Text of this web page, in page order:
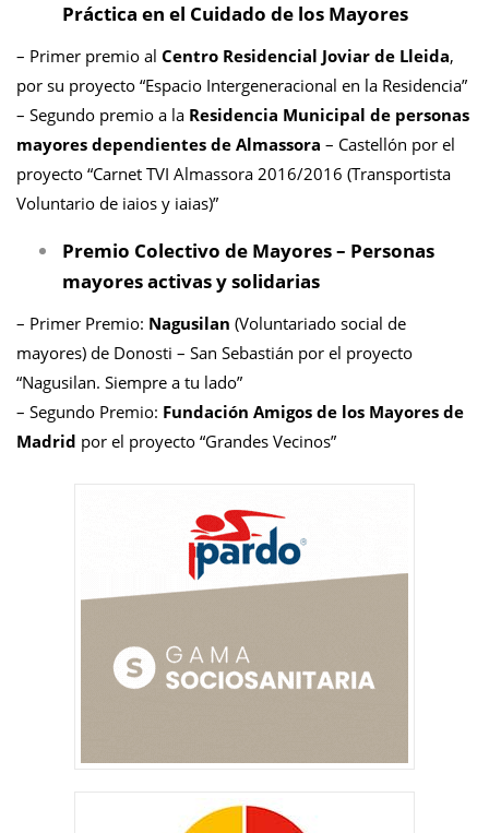
Práctica en el Cuidado de los Mayores
– Primer premio al Centro Residencial Joviar de Lleida,
por su proyecto “Espacio Intergeneracional en la Residencia”
– Segundo premio a la Residencia Municipal de personas
mayores dependientes de Almassora – Castellón por el
proyecto “Carnet TVI Almassora 2016/2016 (Transportista
Voluntario de iaios y iaias)”
Premio Colectivo de Mayores – Personas
mayores activas y solidarias
– Primer Premio: Nagusilan (Voluntariado social de
mayores) de Donosti – San Sebastián por el proyecto
“Nagusilan. Siempre a tu lado”
– Segundo Premio: Fundación Amigos de los Mayores de
Madrid por el proyecto “Grandes Vecinos”